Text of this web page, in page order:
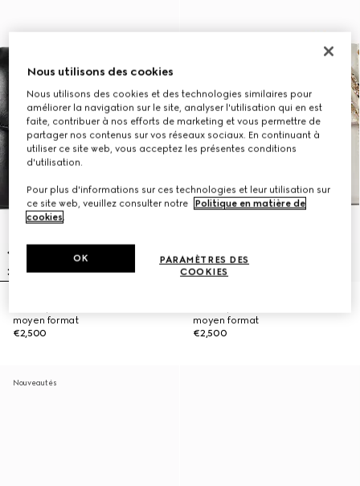
moyen format
€2,500
moyen format
€2,500
Nouveautés
Nous utilisons des cookies
Nous utilisons des cookies et des technologies similaires pour
améliorer la navigation sur le site, analyser l'utilisation qui en est
faite, contribuer à nos efforts de marketing et vous permettre de
partager nos contenus sur vos réseaux sociaux. En continuant à
utiliser ce site web, vous acceptez les présentes conditions
d'utilisation.
Pour plus d'informations sur ces technologies et leur utilisation sur
ce site web, veuillez consulter notre
Politique en matière de
cookies.
PARAMÈTRES DES
COOKIES
OK